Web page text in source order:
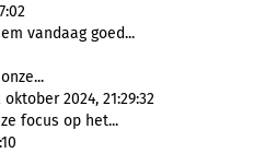
vandaag goed...
2024, 21:29:32
focus op het...